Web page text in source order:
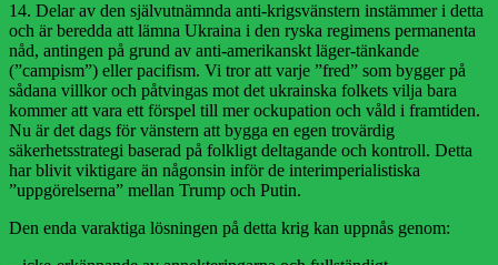
14. Delar av den självutnämnda anti-krigsvänstern instämmer i detta
och är beredda att lämna Ukraina i den ryska regimens permanenta
nåd, antingen på grund av anti-amerikanskt läger-tänkande
(”campism”) eller pacifism. Vi tror att varje ”fred” som bygger på
sådana villkor och påtvingas mot det ukrainska folkets vilja bara
kommer att vara ett förspel till mer ockupation och våld i framtiden.
Nu är det dags för vänstern att bygga en egen trovärdig
säkerhetsstrategi baserad på folkligt deltagande och kontroll. Detta
har blivit viktigare än någonsin inför de interimperialistiska
”uppgörelserna” mellan Trump och Putin.
Den enda varaktiga lösningen på detta krig kan uppnås genom: